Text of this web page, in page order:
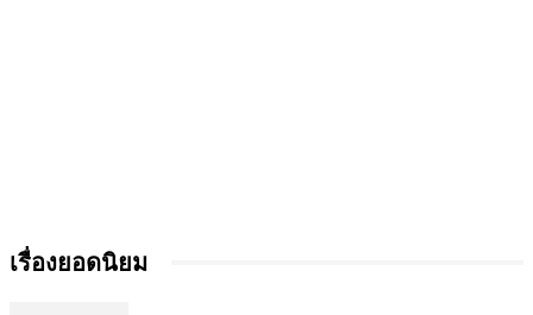
เรื่องยอดนิยม